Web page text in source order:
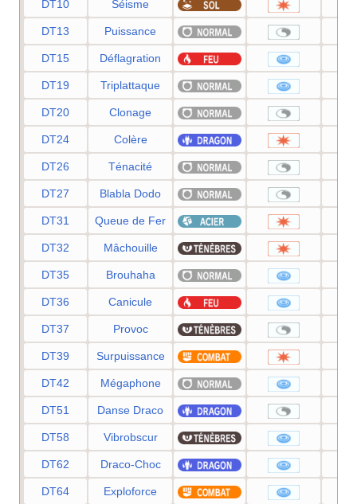
DT10 Séisme
DT13 Puissance
DT15 Déflagration
DT19 Triplattaque
DT20 Clonage
DT24 Colère
DT26 Ténacité
DT27 Blabla Dodo
DT31 Queue de Fer
DT32 Mâchouille
DT35 Brouhaha
DT36 Canicule
DT37 Provoc
DT39 Surpuissance
DT42 Mégaphone
DT51 Danse Draco
DT58 Vibrobscur
DT62 Draco-Choc
DT64 Exploforce